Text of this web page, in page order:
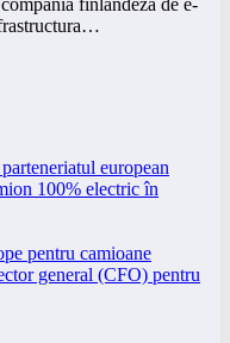
european
100% electric în
pentru camioane
general (CFO) pentru